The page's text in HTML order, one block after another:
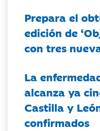
Prepara el
edición de
con tres
La
alcanza ya
Castilla y
confirmados